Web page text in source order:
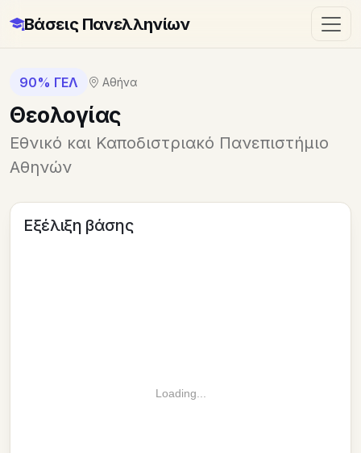
Βάσεις Πανελληνίων
90% ΓΕΛ Αθήνα
Θεολογίας
Εθνικό και Καποδιστριακό Πανεπιστήμιο
Αθηνών
Εξέλιξη βάσης
Loading...